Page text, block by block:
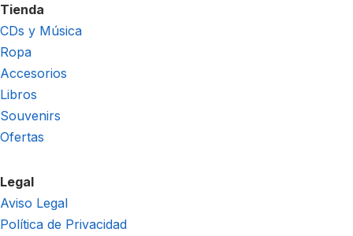
Tienda
CDs y Música
Ropa
Accesorios
Libros
Souvenirs
Ofertas
Legal
Aviso Legal
Política de Privacidad